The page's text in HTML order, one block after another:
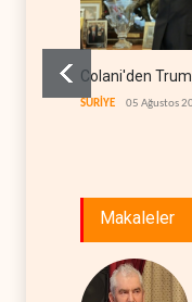
Colani'den
SURİYE 05 Ağustos
Makaleler